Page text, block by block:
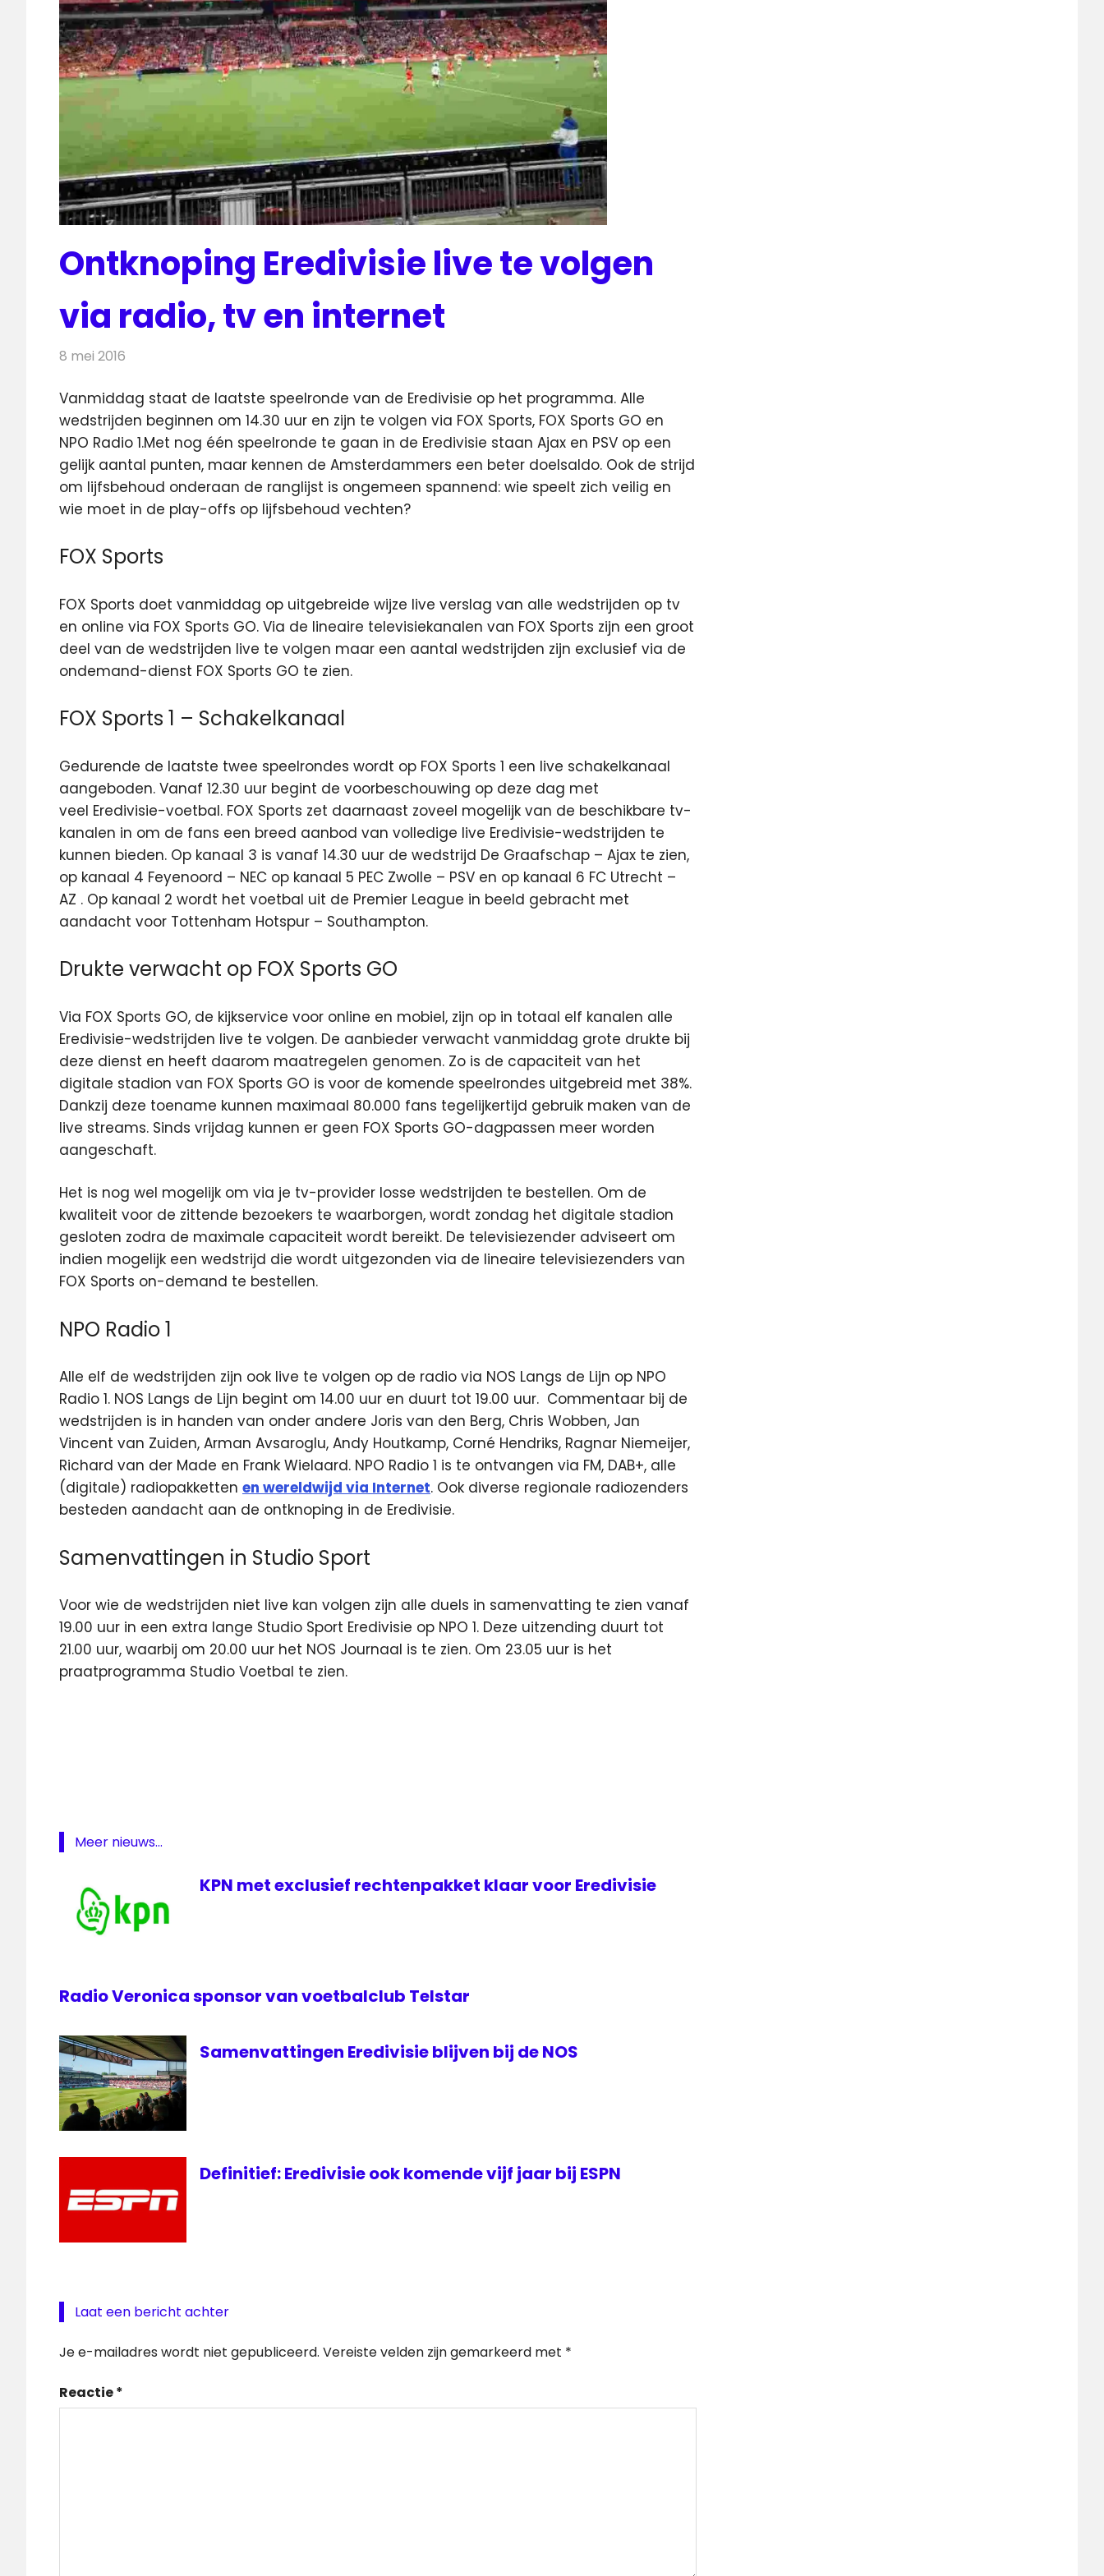
Ontknoping Eredivisie live te volgen
via radio, tv en internet
8 mei 2016
Vanmiddag staat de laatste speelronde van de Eredivisie op het programma. Alle
wedstrijden beginnen om 14.30 uur en zijn te volgen via FOX Sports, FOX Sports GO en
NPO Radio 1.Met nog één speelronde te gaan in de Eredivisie staan Ajax en PSV op een
gelijk aantal punten, maar kennen de Amsterdammers een beter doelsaldo. Ook de strijd
om lijfsbehoud onderaan de ranglijst is ongemeen spannend: wie speelt zich veilig en
wie moet in de play-offs op lijfsbehoud vechten?
FOX Sports
FOX Sports doet vanmiddag op uitgebreide wijze live verslag van alle wedstrijden op tv
en online via FOX Sports GO. Via de lineaire televisiekanalen van FOX Sports zijn een groot
deel van de wedstrijden live te volgen maar een aantal wedstrijden zijn exclusief via de
ondemand-dienst FOX Sports GO te zien.
FOX Sports 1 – Schakelkanaal
Gedurende de laatste twee speelrondes wordt op FOX Sports 1 een live schakelkanaal
aangeboden. Vanaf 12.30 uur begint de voorbeschouwing op deze dag met
veel Eredivisie-voetbal. FOX Sports zet daarnaast zoveel mogelijk van de beschikbare tv-
kanalen in om de fans een breed aanbod van volledige live Eredivisie-wedstrijden te
kunnen bieden. Op kanaal 3 is vanaf 14.30 uur de wedstrijd De Graafschap – Ajax te zien,
op kanaal 4 Feyenoord – NEC op kanaal 5 PEC Zwolle – PSV en op kanaal 6 FC Utrecht –
AZ . Op kanaal 2 wordt het voetbal uit de Premier League in beeld gebracht met
aandacht voor Tottenham Hotspur – Southampton.
Drukte verwacht op FOX Sports GO
Via FOX Sports GO, de kijkservice voor online en mobiel, zijn op in totaal elf kanalen alle
Eredivisie-wedstrijden live te volgen. De aanbieder verwacht vanmiddag grote drukte bij
deze dienst en heeft daarom maatregelen genomen. Zo is de capaciteit van het
digitale stadion van FOX Sports GO is voor de komende speelrondes uitgebreid met 38%.
Dankzij deze toename kunnen maximaal 80.000 fans tegelijkertijd gebruik maken van de
live streams. Sinds vrijdag kunnen er geen FOX Sports GO-dagpassen meer worden
aangeschaft.
Het is nog wel mogelijk om via je tv-provider losse wedstrijden te bestellen. Om de
kwaliteit voor de zittende bezoekers te waarborgen, wordt zondag het digitale stadion
gesloten zodra de maximale capaciteit wordt bereikt. De televisiezender adviseert om
indien mogelijk een wedstrijd die wordt uitgezonden via de lineaire televisiezenders van
FOX Sports on-demand te bestellen.
NPO Radio 1
Alle elf de wedstrijden zijn ook live te volgen op de radio via NOS Langs de Lijn op NPO
Radio 1. NOS Langs de Lijn begint om 14.00 uur en duurt tot 19.00 uur. Commentaar bij de
wedstrijden is in handen van onder andere Joris van den Berg, Chris Wobben, Jan
Vincent van Zuiden, Arman Avsaroglu, Andy Houtkamp, Corné Hendriks, Ragnar Niemeijer,
Richard van der Made en Frank Wielaard. NPO Radio 1 is te ontvangen via FM, DAB+, alle
(digitale) radiopakketten en wereldwijd via Internet. Ook diverse regionale radiozenders
besteden aandacht aan de ontknoping in de Eredivisie.
Samenvattingen in Studio Sport
Voor wie de wedstrijden niet live kan volgen zijn alle duels in samenvatting te zien vanaf
19.00 uur in een extra lange Studio Sport Eredivisie op NPO 1. Deze uitzending duurt tot
21.00 uur, waarbij om 20.00 uur het NOS Journaal is te zien. Om 23.05 uur is het
praatprogramma Studio Voetbal te zien.
eredivisie
Eredivisie
radio
Meer nieuws...
KPN met exclusief rechtenpakket klaar voor Eredivisie
Radio Veronica sponsor van voetbalclub Telstar
Samenvattingen Eredivisie blijven bij de NOS
Definitief: Eredivisie ook komende vijf jaar bij ESPN
Laat een bericht achter
Je e-mailadres wordt niet gepubliceerd. Vereiste velden zijn gemarkeerd met *
Reactie*